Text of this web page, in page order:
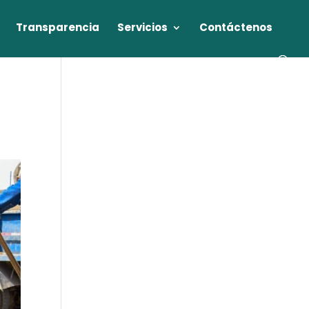
Transparencia Servicios Contáctenos